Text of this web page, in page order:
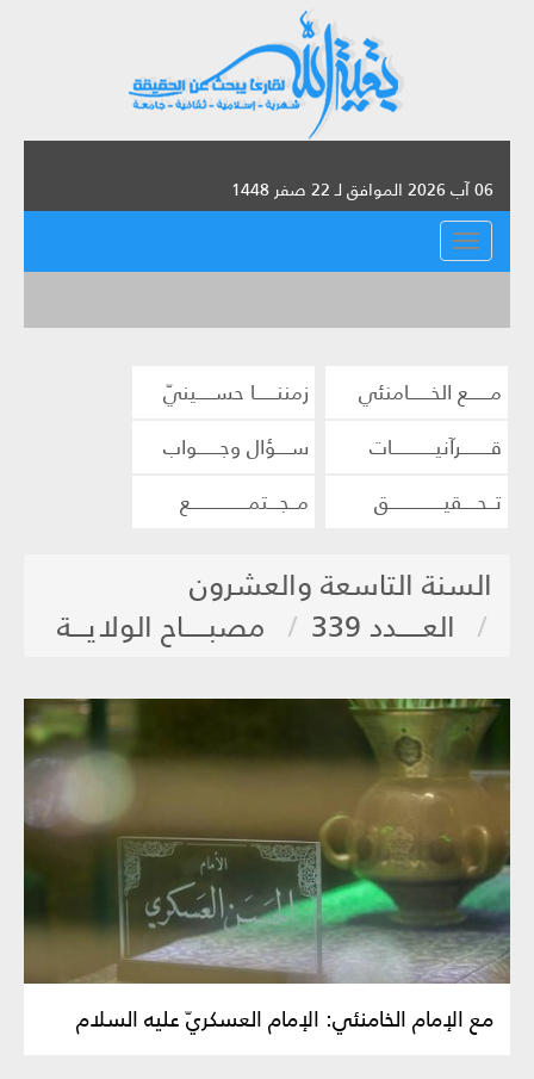
06 آب 2026 الموافق لـ 22 صفر 1448
القائمة
مــــــع الخــــــامنئي
زمننــــــا حســـــينيّ
قــــــــرآنيــــــــــــات
ســــؤال وجــــــواب
تــحــــقيـــــــــــــــق
مــجـــتمــــــــــــــــع
السنة التاسعة والعشرون
العـــــدد 339
مصبـــــاح الولايـــة
مع الإمام الخامنئي: الإمام العسكريّ عليه السلام